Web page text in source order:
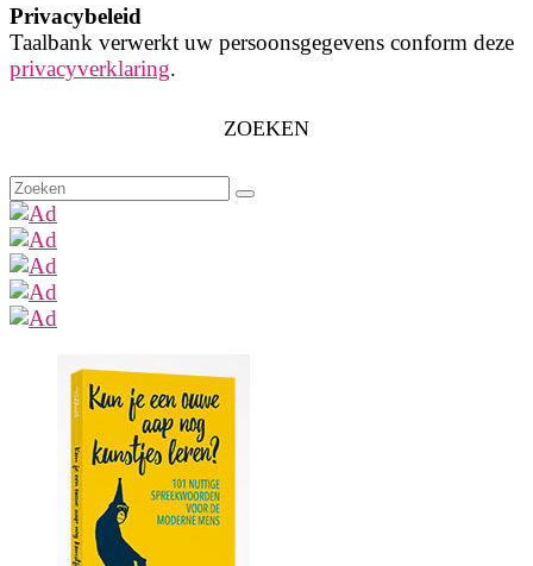
Privacybeleid
Taalbank verwerkt uw persoonsgegevens conform deze
privacyverklaring.
ZOEKEN
Zoeken
naar: